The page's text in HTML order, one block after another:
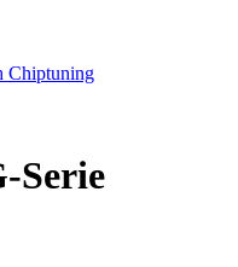
Chiptuning
Serie